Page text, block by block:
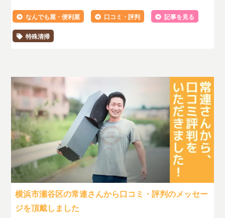
なんでも屋・便利屋 口コミ・評判 記事を見る
特殊清掃
横浜市瀬谷区の常連さんから口コミ・評判のメッセー
ジを頂戴しました